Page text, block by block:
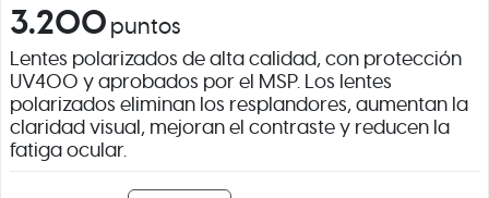
3.200 puntos
Lentes polarizados de alta calidad, con protección
UV400 y aprobados por el MSP. Los lentes
polarizados eliminan los resplandores, aumentan la
claridad visual, mejoran el contraste y reducen la
fatiga ocular.